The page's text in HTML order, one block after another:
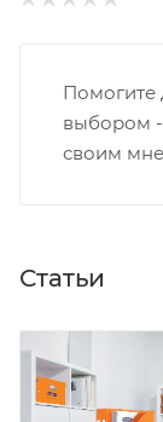
Помогите
выбором -
своим
Статьи